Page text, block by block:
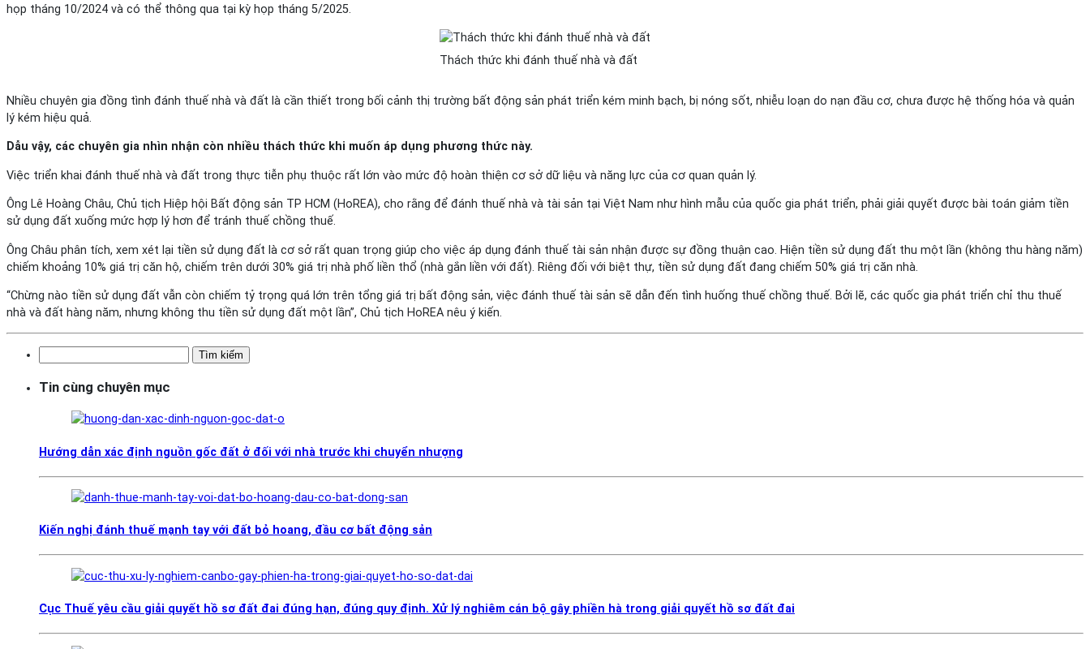
họp tháng 10/2024 và có thể thông qua tại kỳ họp tháng 5/2025.
Thách thức khi đánh thuế nhà và đất
Nhiều chuyên gia đồng tình đánh thuế nhà và đất là cần thiết trong bối cảnh thị trường bất động sản phát triển kém minh bạch, bị nóng sốt, nhiễu loạn do nạn đầu cơ, chưa được hệ thống hóa và quản
lý kém hiệu quả.
Dẫu vậy, các chuyên gia nhìn nhận còn nhiều thách thức khi muốn áp dụng phương thức này.
Việc triển khai đánh thuế nhà và đất trong thực tiễn phụ thuộc rất lớn vào mức độ hoàn thiện cơ sở dữ liệu và năng lực của cơ quan quản lý.
Ông Lê Hoàng Châu, Chủ tịch Hiệp hội Bất động sản TP HCM (HoREA), cho rằng để đánh thuế nhà và tài sản tại Việt Nam như hình mẫu của quốc gia phát triển, phải giải quyết được bài toán giảm tiền
sử dụng đất xuống mức hợp lý hơn để tránh thuế chồng thuế.
Ông Châu phân tích, xem xét lại tiền sử dụng đất là cơ sở rất quan trọng giúp cho việc áp dụng đánh thuế tài sản nhận được sự đồng thuận cao. Hiện tiền sử dụng đất thu một lần (không thu hàng năm)
chiếm khoảng 10% giá trị căn hộ, chiếm trên dưới 30% giá trị nhà phố liền thổ (nhà gắn liền với đất). Riêng đối với biệt thự, tiền sử dụng đất đang chiếm 50% giá trị căn nhà.
“Chừng nào tiền sử dụng đất vẫn còn chiếm tỷ trọng quá lớn trên tổng giá trị bất động sản, việc đánh thuế tài sản sẽ dẫn đến tình huống thuế chồng thuế. Bởi lẽ, các quốc gia phát triển chỉ thu thuế
nhà và đất hàng năm, nhưng không thu tiền sử dụng đất một lần”, Chủ tịch HoREA nêu ý kiến.
cho:
Tin cùng chuyên mục
Hướng dẫn xác định nguồn gốc đất ở đối với nhà trước khi chuyển nhượng
Kiến nghị đánh thuế mạnh tay với đất bỏ hoang, đầu cơ bất động sản
Cục Thuế yêu cầu giải quyết hồ sơ đất đai đúng hạn, đúng quy định. Xử lý nghiêm cán bộ gây phiền hà trong giải quyết hồ sơ đất đai